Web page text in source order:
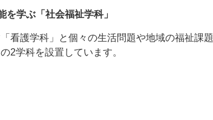
学ぶ「社会福祉学科」
看護学科」と個々の生活問題や地域の福祉課題
2学科を設置しています。